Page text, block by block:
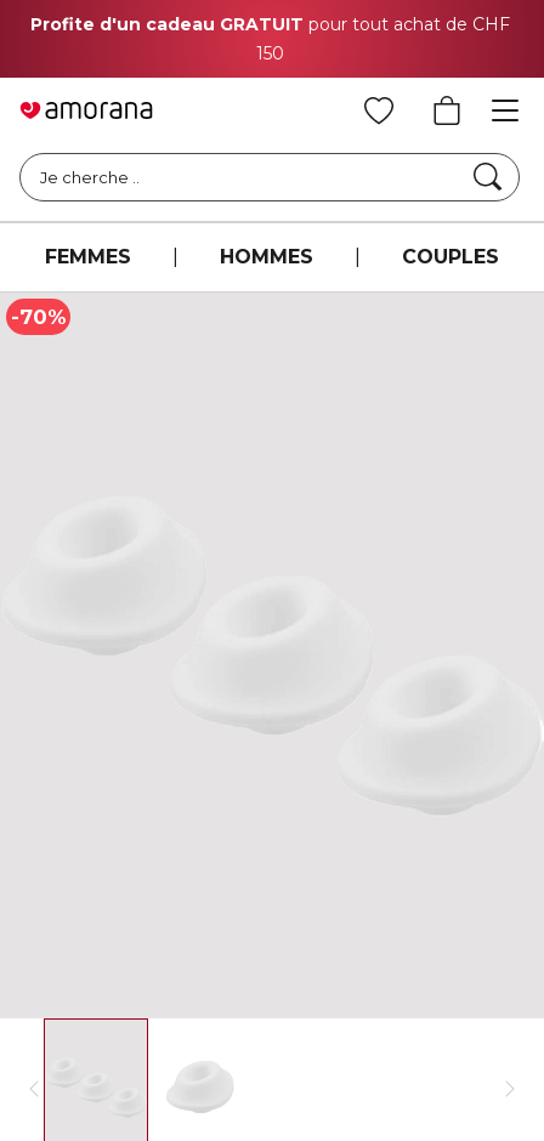
Profite d'un cadeau GRATUIT pour tout achat de CHF
150
Je cherche ..
FEMMES HOMMES COUPLES
-70%